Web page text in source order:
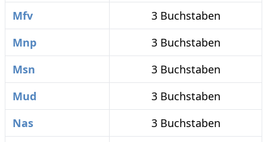
Mfv
3 Buchstaben
Mnp
3 Buchstaben
Msn
3 Buchstaben
Mud
3 Buchstaben
Nas
3 Buchstaben